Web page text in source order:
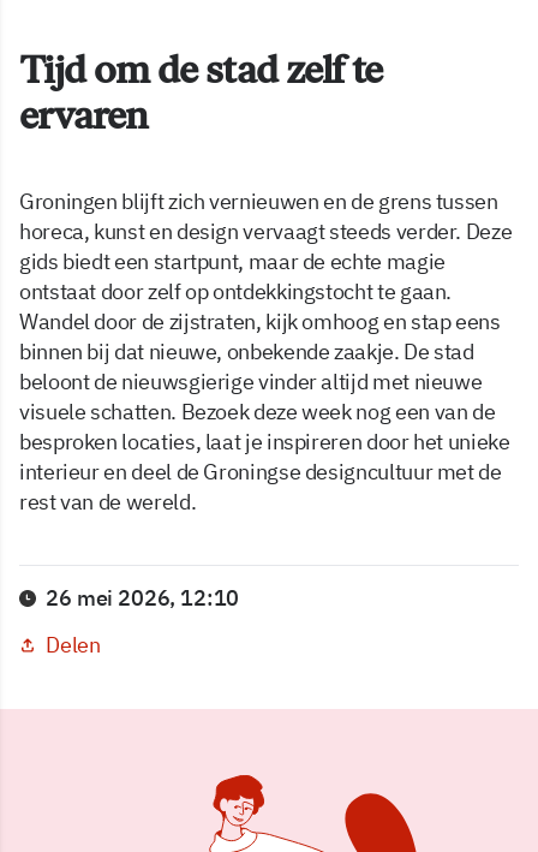
Tijd om de stad zelf te
ervaren
Groningen blijft zich vernieuwen en de grens tussen
horeca, kunst en design vervaagt steeds verder. Deze
gids biedt een startpunt, maar de echte magie
ontstaat door zelf op ontdekkingstocht te gaan.
Wandel door de zijstraten, kijk omhoog en stap eens
binnen bij dat nieuwe, onbekende zaakje. De stad
beloont de nieuwsgierige vinder altijd met nieuwe
visuele schatten. Bezoek deze week nog een van de
besproken locaties, laat je inspireren door het unieke
interieur en deel de Groningse designcultuur met de
rest van de wereld.
26 mei 2026, 12:10
Delen